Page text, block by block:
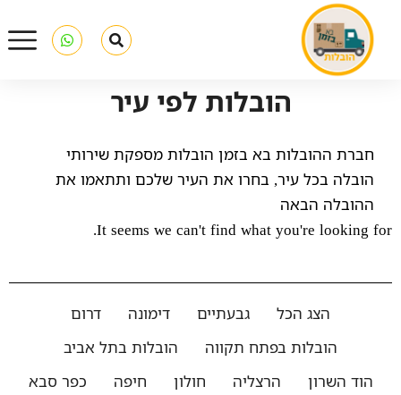
הובלות לפי עיר
חברת ההובלות בא בזמן הובלות מספקת שירותי
הובלה בכל עיר, בחרו את העיר שלכם ותתאמו את
ההובלה הבאה
It seems we can't find what you're looking for.
הצג הכל גבעתיים דימונה
דרום
הובלות בפתח תקווה
הובלות בתל אביב
הוד השרון
הרצליה חולון חיפה
כפר סבא